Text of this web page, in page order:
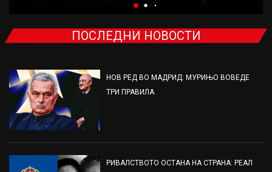
ПОСЛЕДНИ НОВОСТИ
НОВ РЕД ВО МАДРИД: МУРИЊО ВОВЕДЕ
ТРИ ПРАВИЛА
РИВАЛСТВОТО ОСТАНА НА СТРАНА: РЕАЛ